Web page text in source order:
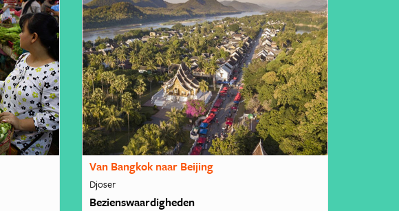
Van Bangkok naar Beijing
Djoser
Bezienswaardigheden